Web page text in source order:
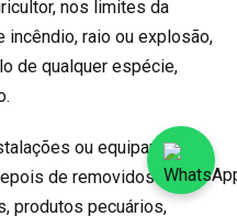
nos limites da
raio ou explosão,
de qualquer espécie,
ou equipamentos
de removidos do
produtos pecuários,